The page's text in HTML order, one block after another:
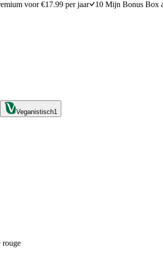
voor €17.99 per jaar 10 Mijn Bonus Box
Veganistisch1
rouge